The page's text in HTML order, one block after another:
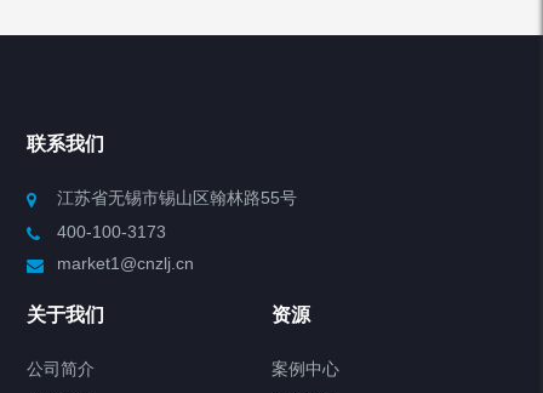
产品分类
制冷加热动态控温系统
Chiller气体控温系统
联系我们
江苏省无锡市锡山区翰林路55号
400-100-3173
market1@cnzlj.cn
关于我们
公司简介
资源
案例中心